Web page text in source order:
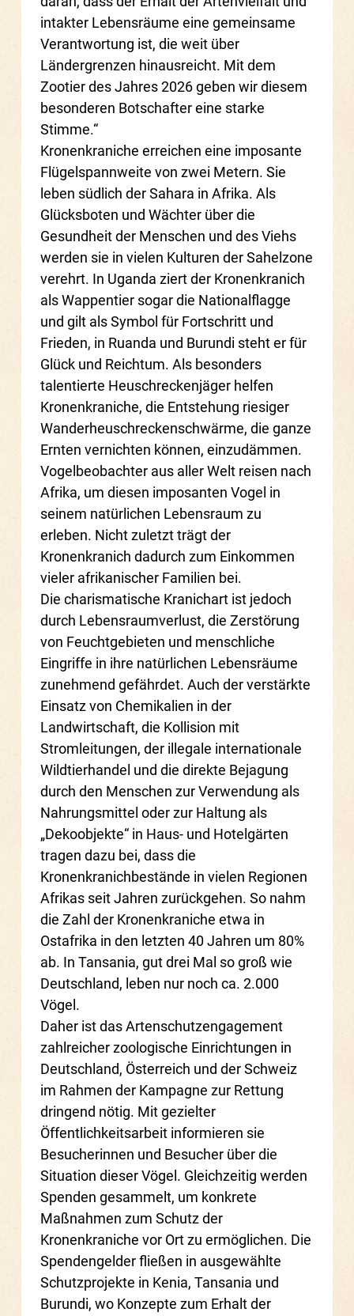
intakter Lebensräume eine gemeinsame
Verantwortung ist, die weit über
Ländergrenzen hinausreicht. Mit dem
Zootier des Jahres 2026 geben wir diesem
besonderen Botschafter eine starke
Stimme.“
Kronenkraniche erreichen eine imposante
Flügelspannweite von zwei Metern. Sie
leben südlich der Sahara in Afrika. Als
Glücksboten und Wächter über die
Gesundheit der Menschen und des Viehs
werden sie in vielen Kulturen der Sahelzone
verehrt. In Uganda ziert der Kronenkranich
als Wappentier sogar die Nationalflagge
und gilt als Symbol für Fortschritt und
Frieden, in Ruanda und Burundi steht er für
Glück und Reichtum. Als besonders
talentierte Heuschreckenjäger helfen
Kronenkraniche, die Entstehung riesiger
Wanderheuschreckenschwärme, die ganze
Ernten vernichten können, einzudämmen.
Vogelbeobachter aus aller Welt reisen nach
Afrika, um diesen imposanten Vogel in
seinem natürlichen Lebensraum zu
erleben. Nicht zuletzt trägt der
Kronenkranich dadurch zum Einkommen
vieler afrikanischer Familien bei.
Die charismatische Kranichart ist jedoch
durch Lebensraumverlust, die Zerstörung
von Feuchtgebieten und menschliche
Eingriffe in ihre natürlichen Lebensräume
zunehmend gefährdet. Auch der verstärkte
Einsatz von Chemikalien in der
Landwirtschaft, die Kollision mit
Stromleitungen, der illegale internationale
Wildtierhandel und die direkte Bejagung
durch den Menschen zur Verwendung als
Nahrungsmittel oder zur Haltung als
„Dekoobjekte“ in Haus- und Hotelgärten
tragen dazu bei, dass die
Kronenkranichbestände in vielen Regionen
Afrikas seit Jahren zurückgehen. So nahm
die Zahl der Kronenkraniche etwa in
Ostafrika in den letzten 40 Jahren um 80%
ab. In Tansania, gut drei Mal so groß wie
Deutschland, leben nur noch ca. 2.000
Vögel.
Daher ist das Artenschutzengagement
zahlreicher zoologische Einrichtungen in
Deutschland, Österreich und der Schweiz
im Rahmen der Kampagne zur Rettung
dringend nötig. Mit gezielter
Öffentlichkeitsarbeit informieren sie
Besucherinnen und Besucher über die
Situation dieser Vögel. Gleichzeitig werden
Spenden gesammelt, um konkrete
Maßnahmen zum Schutz der
Kronenkraniche vor Ort zu ermöglichen. Die
Spendengelder fließen in ausgewählte
Schutzprojekte in Kenia, Tansania und
Burundi, wo Konzepte zum Erhalt der